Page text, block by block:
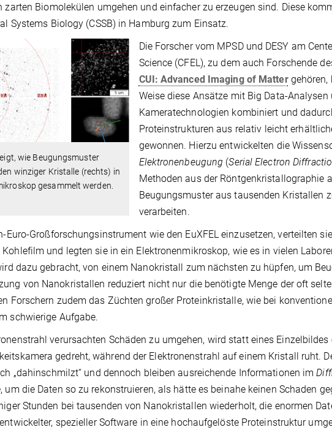
zarten Biomolekülen umgehen und einfacher zu erzeugen sind. Diese
Systems Biology (CSSB) in Hamburg zum Einsatz.
wie Beugungsmuster
winziger Kristalle (rechts) in
gesammelt werden.
Die Forscher vom MPSD und DESY am
Science (CFEL), zu dem auch Forschende
CUI: Advanced Imaging of Mattergehören,
Weise diese Ansätze mit Big Data-Analysen
Kameratechnologien kombiniert und
Proteinstrukturen aus relativ leicht
gewonnen. Hierzu entwickelten die
Elektronenbeugung (Serial Electron
Methoden aus der Röntgenkristallographie
Beugungsmuster aus tausenden Kristallen
verarbeiten.
Euro-Großforschungsinstrument wie den EuXFEL einzusetzen, verteilten
und legten sie in ein Elektronenmikroskop, wie es in vielen
dazu gebracht, von einem Nanokristall zum nächsten zu hüpfen, um
von Nanokristallen reduziert nicht nur die benötigte Menge der oft
Forschern zudem das Züchten großer Proteinkristalle, wie bei
schwierige Aufgabe.
verursachten Schäden zu umgehen, wird statt eines
gedreht, während der Elektronenstrahl auf einem Kristall ruht.
„dahinschmilzt“ und dennoch bleiben ausreichende Informationen im
um die Daten so zu rekonstruieren, als hätte es beinahe keinen Schaden
Stunden bei tausenden von Nanokristallen wiederholt, die enormen
spezieller Software in eine hochaufgelöste Proteinstruktur